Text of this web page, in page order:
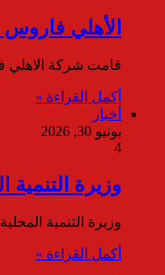
الأهلي فاروس تدير
قامت شركة الاهلي
أكمل القراءة »
أخبار
يونيو 30, 2026
4
وزيرة
وزيرة التنمية
أكمل القراءة »